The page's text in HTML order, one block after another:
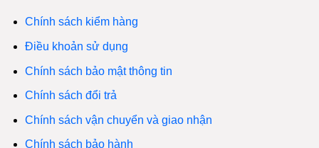
Chính sách kiểm hàng
Điều khoản sử dụng
Chính sách bảo mật thông tin
Chính sách đổi trả
Chính sách vận chuyển và giao nhận
Chính sách bảo hành